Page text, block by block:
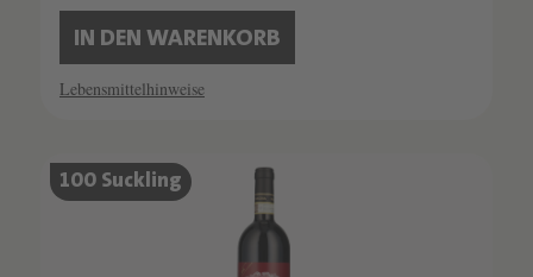
IN DEN WARENKORB
Lebensmittelhinweise
SCHATZKAMMER
SEHR LIMITIERT
100 Suckling